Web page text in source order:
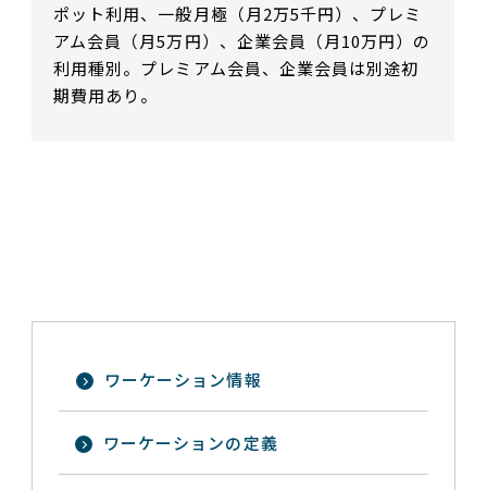
ポット利用、一般月極（月2万5千円）、プレミ
アム会員（月5万円）、企業会員（月10万円）の
利用種別。プレミアム会員、企業会員は別途初
期費用あり。
ワーケーション情報
ワーケーションの定義